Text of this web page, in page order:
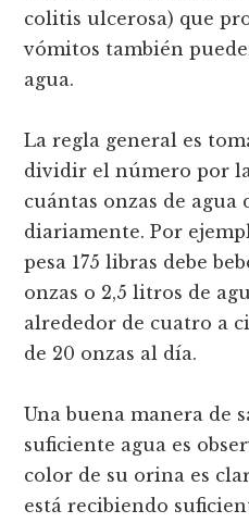
colitis ulcerosa) que
vómitos también
agua.
La regla general es
dividir el número por
cuántas onzas de agua
diariamente. Por
pesa 175 libras debe
onzas o 2,5 litros de
alrededor de cuatro a
de 20 onzas al día.
Una buena manera de
suficiente agua es
color de su orina es
está recibiendo